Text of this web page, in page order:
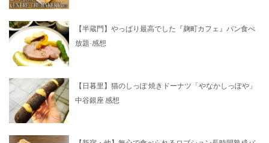
【半蔵門】やっぱり最高でした『麹町カフェ』パン食べ
放題-感想
【日暮里】猫のしっぽ 焼きドーナツ「やなかしっぽや」
中谷銀座 感想